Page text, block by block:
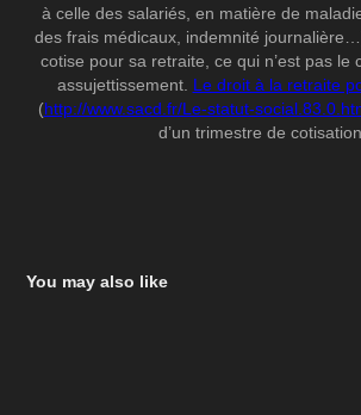
à celle des salariés, en matière de
des frais médicaux, indemnité
cotise pour sa retraite, ce qui n’est pas le
assujettissement. Le droit à la retraite
(http://www.sacd.fr/Le-statut-
d’un trimestre de
You may also like